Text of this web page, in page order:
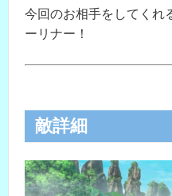
今回のお相手をしてくれ
ーリナー！
敵詳細